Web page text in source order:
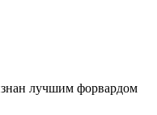
лучшим форвардом